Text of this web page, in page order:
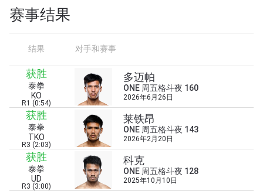
赛事结果
结果 对手和赛事
获胜
泰拳
KO
R1 (0:54)
多迈帕
ONE 周五格斗夜 160
2026年6月26日
获胜
泰拳
TKO
R3 (2:03)
莱铁昂
ONE 周五格斗夜 143
2026年2月20日
获胜
泰拳
UD
R3 (3:00)
科克
ONE 周五格斗夜 128
2025年10月10日
浏览了解更多
在任何地域观看ONE冠军赛，现在注册获得权限了
解最新资讯、解锁特别福利以及优先机遇获得直播
场次的最佳座位！
邮箱